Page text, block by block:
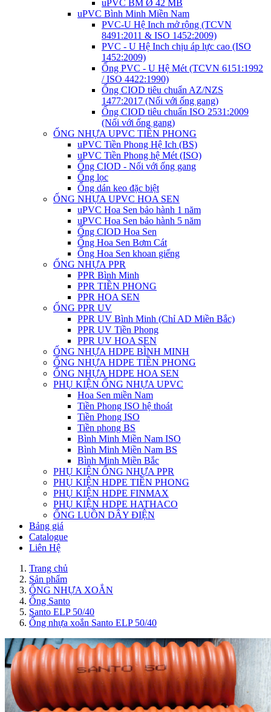
uPVC BM Ø 42 MB
uPVC Bình Minh Miền Nam
PVC-U Hệ Inch mở rộng (TCVN
8491:2011 & ISO 1452:2009)
PVC - U Hệ Inch chịu áp lực cao (ISO
1452:2009)
Ống PVC - U Hệ Mét (TCVN 6151:1992
/ ISO 4422:1990)
Ống CIOD tiêu chuẩn AZ/NZS
1477:2017 (Nối với ống gang)
Ống CIOD tiêu chuẩn ISO 2531:2009
(Nối với ống gang)
ỐNG NHỰA UPVC TIỀN PHONG
uPVC Tiền Phong Hệ Ich (BS)
uPVC Tiền Phong hệ Mét (ISO)
Ống CIOD - Nối với ống gang
Ống lọc
Ống dán keo đặc biệt
ỐNG NHỰA UPVC HOA SEN
uPVC Hoa Sen bảo hành 1 năm
uPVC Hoa Sen bảo hành 5 năm
Ống CIOD Hoa Sen
Ống Hoa Sen Bơm Cát
Ống Hoa Sen khoan giếng
ỐNG NHỰA PPR
PPR Bình Minh
PPR TIỀN PHONG
PPR HOA SEN
ỐNG PPR UV
PPR UV Bình Minh (Chỉ AD Miền Bắc)
PPR UV Tiền Phong
PPR UV HOA SEN
ỐNG NHỰA HDPE BÌNH MINH
ỐNG NHỰA HDPE TIỀN PHONG
ỐNG NHỰA HDPE HOA SEN
PHỤ KIỆN ỐNG NHỰA UPVC
Hoa Sen miền Nam
Tiền Phong ISO hệ thoát
Tiền Phong ISO
Tiền phong BS
Bình Minh Miền Nam ISO
Bình Minh Miền Nam BS
Bình Minh Miền Bắc
PHỤ KIỆN ỐNG NHỰA PPR
PHỤ KIỆN HDPE TIỀN PHONG
PHỤ KIỆN HDPE FINMAX
PHỤ KIỆN HDPE HATHACO
ỐNG LUỒN DÂY ĐIỆN
Bảng giá
Catalogue
Liên Hệ
Trang chủ
Sản phẩm
ỐNG NHỰA XOẮN
Ống Santo
Santo ELP 50/40
Ống nhựa xoắn Santo ELP 50/40